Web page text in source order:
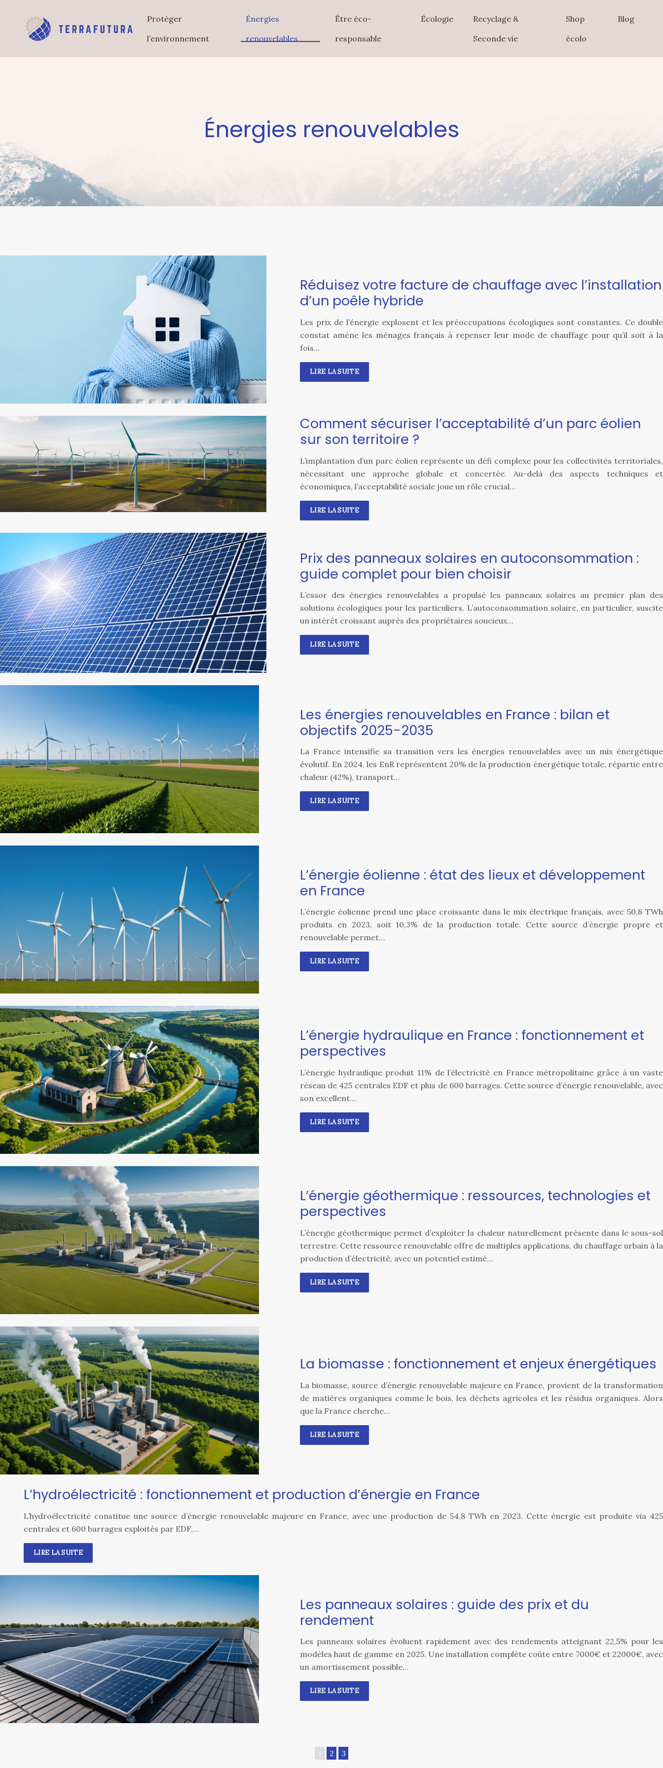
Protéger
l’environnement
Énergies
renouvelables
Être éco-
responsable
Écologie
Recyclage &
Seconde vie
Shop
écolo
Blog
Énergies renouvelables
Réduisez votre facture de chauffage avec l’installation
d’un poêle hybride
Les prix de l’énergie explosent et les préoccupations écologiques sont constantes. Ce double
constat amène les ménages français à repenser leur mode de chauffage pour qu’il soit à la
fois…
LIRE LA SUITE
Comment sécuriser l’acceptabilité d’un parc éolien
sur son territoire ?
L’implantation d’un parc éolien représente un défi complexe pour les collectivités territoriales,
nécessitant une approche globale et concertée. Au-delà des aspects techniques et
économiques, l’acceptabilité sociale joue un rôle crucial…
LIRE LA SUITE
Prix des panneaux solaires en autoconsommation :
guide complet pour bien choisir
L’essor des énergies renouvelables a propulsé les panneaux solaires au premier plan des
solutions écologiques pour les particuliers. L’autoconsommation solaire, en particulier, suscite
un intérêt croissant auprès des propriétaires soucieux…
LIRE LA SUITE
Les énergies renouvelables en France : bilan et
objectifs 2025-2035
La France intensifie sa transition vers les énergies renouvelables avec un mix énergétique
évolutif. En 2024, les EnR représentent 20% de la production énergétique totale, répartie entre
chaleur (42%), transport…
LIRE LA SUITE
L’énergie éolienne : état des lieux et développement
en France
L’énergie éolienne prend une place croissante dans le mix électrique français, avec 50,8 TWh
produits en 2023, soit 10,3% de la production totale. Cette source d’énergie propre et
renouvelable permet…
LIRE LA SUITE
L’énergie hydraulique en France : fonctionnement et
perspectives
L’énergie hydraulique produit 11% de l’électricité en France métropolitaine grâce à un vaste
réseau de 425 centrales EDF et plus de 600 barrages. Cette source d’énergie renouvelable, avec
son excellent…
LIRE LA SUITE
L’énergie géothermique : ressources, technologies et
perspectives
L’énergie géothermique permet d’exploiter la chaleur naturellement présente dans le sous-sol
terrestre. Cette ressource renouvelable offre de multiples applications, du chauffage urbain à la
production d’électricité, avec un potentiel estimé…
LIRE LA SUITE
La biomasse : fonctionnement et enjeux énergétiques
La biomasse, source d’énergie renouvelable majeure en France, provient de la transformation
de matières organiques comme le bois, les déchets agricoles et les résidus organiques. Alors
que la France cherche…
LIRE LA SUITE
L’hydroélectricité : fonctionnement et production d’énergie en France
L’hydroélectricité constitue une source d’énergie renouvelable majeure en France, avec une production de 54,8 TWh en 2023. Cette énergie est produite via 425
centrales et 600 barrages exploités par EDF,…
LIRE LA SUITE
Les panneaux solaires : guide des prix et du
rendement
Les panneaux solaires évoluent rapidement avec des rendements atteignant 22,5% pour les
modèles haut de gamme en 2025. Une installation complète coûte entre 7000€ et 22000€, avec
un amortissement possible…
LIRE LA SUITE
1 2 3